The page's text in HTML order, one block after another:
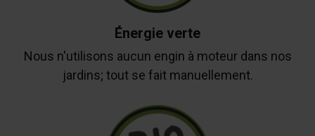
Énergie verte
Nous n'utilisons aucun engin à moteur dans nos
jardins; tout se fait manuellement.